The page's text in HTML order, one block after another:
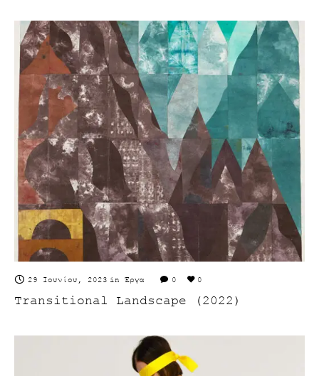
29 Ιουνίου, 2023 in Έργα 0 0
Transitional Landscape (2022)